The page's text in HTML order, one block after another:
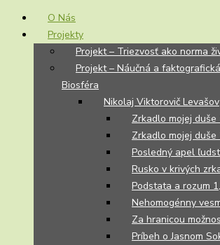
O Nás
Projekty
Projekt – Triezvosť ako norma
Projekt – Náučná a
Biosféra
Nikolaj Viktorovič Levašov
Zrkadlo mojej duše
Zrkadlo mojej duše
Posledný apel
Rusko v krivých
Podstata a rozum
Nehomogénny
Za hranicou
Príbeh o Jasnom